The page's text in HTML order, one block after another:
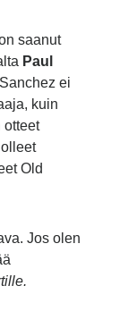
saanut
Paul
ei
kuin
otteet
Old
Jos olen